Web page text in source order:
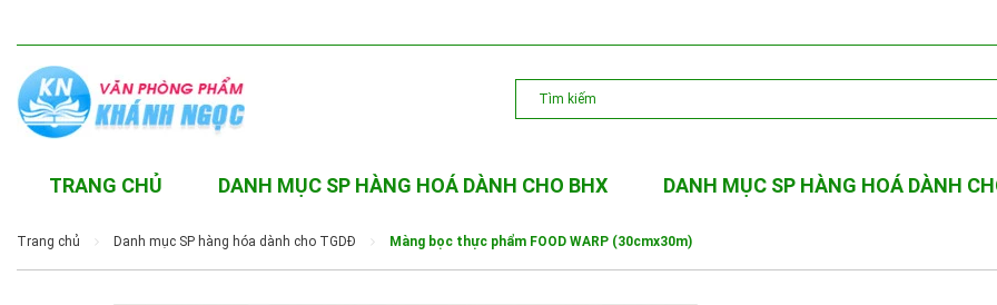
TRANG CHỦ DANH MỤC SP HÀNG HOÁ DÀNH CHO BHX DANH MỤC SP HÀNG HOÁ DÀNH
Trang chủ Danh mục SP hàng hóa dành cho TGDĐ Màng bọc thực phẩm FOOD WARP (30cmx30m)